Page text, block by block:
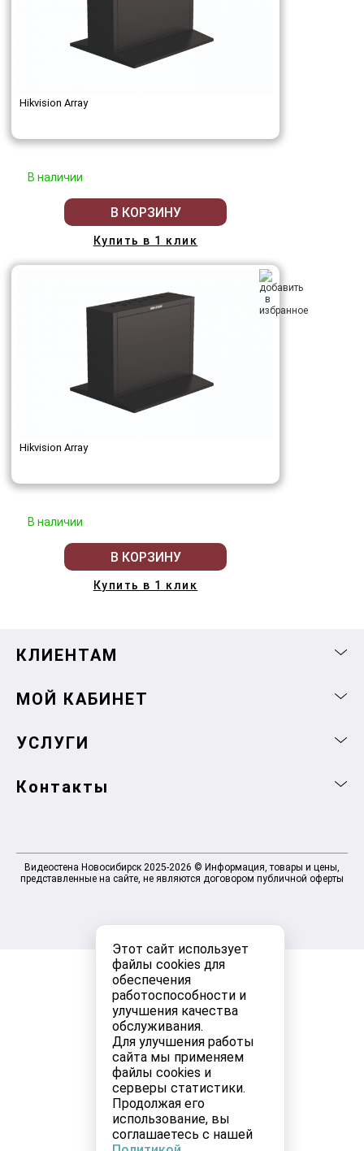
Этот сайт использует
файлы cookies для
обеспечения
работоспособности и
улучшения качества
обслуживания.
Для улучшения работы
сайта мы применяем
файлы cookies и
серверы статистики.
Продолжая его
использование, вы
соглашаетесь с нашей
Hikvision Array
В наличии
В КОРЗИНУ
Купить в 1 клик
Hikvision Array
В наличии
В КОРЗИНУ
Купить в 1 клик
КЛИЕНТАМ
МОЙ КАБИНЕТ
УСЛУГИ
Контакты
Видеостена Новосибирск 2025-2026 © Информация, товары и цены,
представленные на сайте, не являются договором публичной оферты